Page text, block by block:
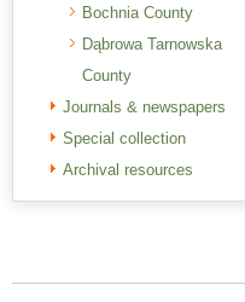
Bochnia County
Dąbrowa Tarnowska
County
Journals & newspapers
Special collection
Archival resources